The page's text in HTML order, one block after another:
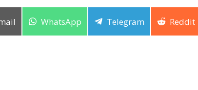
WhatsApp Telegram Reddit